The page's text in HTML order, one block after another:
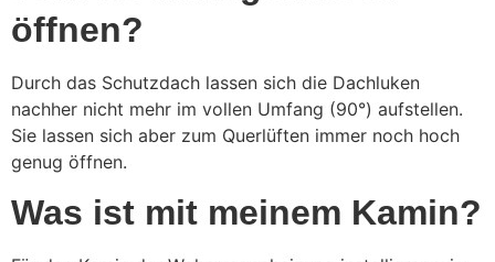
öffnen?
Durch das Schutzdach lassen sich die Dachluken
nachher nicht mehr im vollen Umfang (90°) aufstellen.
Sie lassen sich aber zum Querlüften immer noch hoch
genug öffnen.
Was ist mit meinem Kamin?